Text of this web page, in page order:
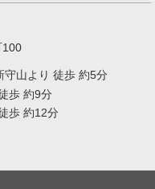
100
守山より 徒歩 約5分
歩 約9分
歩 約12分